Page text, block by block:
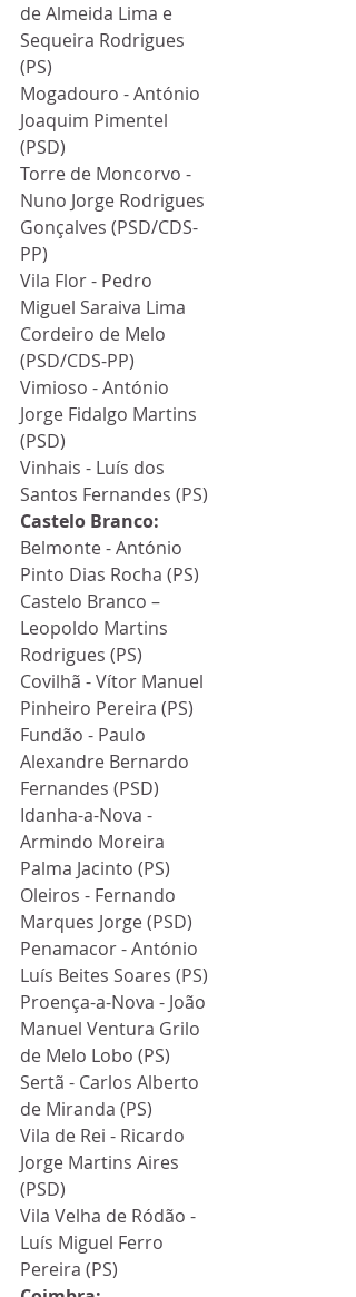
de Almeida Lima e
Sequeira Rodrigues
(PS)
Mogadouro - António
Joaquim Pimentel
(PSD)
Torre de Moncorvo -
Nuno Jorge Rodrigues
Gonçalves (PSD/CDS-
PP)
Vila Flor - Pedro
Miguel Saraiva Lima
Cordeiro de Melo
(PSD/CDS-PP)
Vimioso - António
Jorge Fidalgo Martins
(PSD)
Vinhais - Luís dos
Santos Fernandes (PS)
Castelo Branco:
Belmonte - António
Pinto Dias Rocha (PS)
Castelo Branco –
Leopoldo Martins
Rodrigues (PS)
Covilhã - Vítor Manuel
Pinheiro Pereira (PS)
Fundão - Paulo
Alexandre Bernardo
Fernandes (PSD)
Idanha-a-Nova -
Armindo Moreira
Palma Jacinto (PS)
Oleiros - Fernando
Marques Jorge (PSD)
Penamacor - António
Luís Beites Soares (PS)
Proença-a-Nova - João
Manuel Ventura Grilo
de Melo Lobo (PS)
Sertã - Carlos Alberto
de Miranda (PS)
Vila de Rei - Ricardo
Jorge Martins Aires
(PSD)
Vila Velha de Ródão -
Luís Miguel Ferro
Pereira (PS)